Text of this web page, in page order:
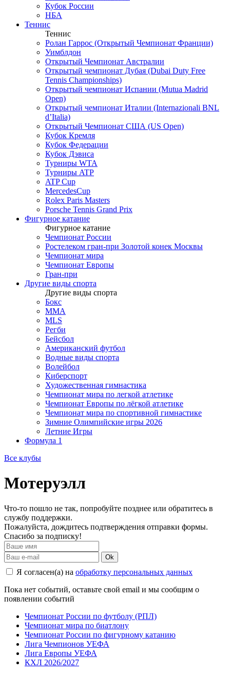
Кубок России
НБА
Теннис
Теннис
Ролан Гаррос (Открытый Чемпионат Франции)
Уимблдон
Открытый Чемпионат Австралии
Открытый чемпионат Дубая (Dubai Duty Free
Tennis Championships)
Открытый чемпионат Испании (Mutua Madrid
Open)
Открытый чемпионат Италии (Internazionali BNL
d’Italia)
Открытый Чемпионат США (US Open)
Кубок Кремля
Кубок Федерации
Кубок Дэвиса
Турниры WTA
Турниры ATP
ATP Cup
MercedesCup
Rolex Paris Masters
Porsche Tennis Grand Prix
Фигурное катание
Фигурное катание
Чемпионат России
Ростелеком гран-при Золотой конек Москвы
Чемпионат мира
Чемпионат Европы
Гран-при
Другие виды спорта
Другие виды спорта
Бокс
MMA
MLS
Регби
Бейсбол
Американский футбол
Водные виды спорта
Волейбол
Киберспорт
Художественная гимнастика
Чемпионат мира по легкой атлетике
Чемпионат Европы по лёгкой атлетике
Чемпионат мира по спортивной гимнастике
Зимние Олимпийские игры 2026
Летние Игры
Формула 1
Все клубы
Мотеруэлл
Что-то пошло не так, попробуйте позднее или обратитесь в
службу поддержки.
Пожалуйста, дождитесь подтверждения отправки формы.
Спасибо за подписку!
Ok
Я согласен(а) на обработку персональных данных
Пока нет событий, оставьте свой email и мы сообщим о
появлении событий
Чемпионат России по футболу (РПЛ)
Чемпионат мира по биатлону
Чемпионат России по фигурному катанию
Лига Чемпионов УЕФА
Лига Европы УЕФА
КХЛ 2026/2027